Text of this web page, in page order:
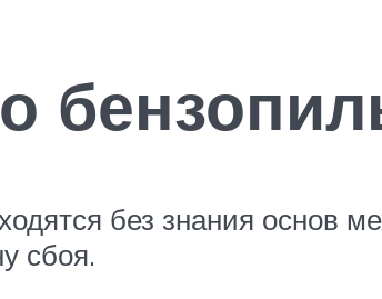
без знания основ
сбоя.